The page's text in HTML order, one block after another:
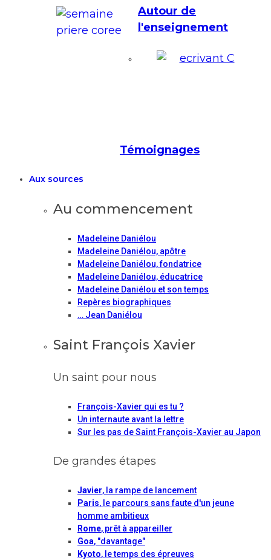
Autour de
l'enseignement
Témoignages
Aux sources
Au commencement
Madeleine Daniélou
Madeleine Daniélou, apôtre
Madeleine Daniélou, fondatrice
Madeleine Daniélou, éducatrice
Madeleine Daniélou et son temps
Repères biographiques
… Jean Daniélou
Saint François Xavier
Un saint pour nous
François-Xavier qui es tu ?
Un internaute avant la lettre
Sur les pas de Saint François-Xavier au Japon
De grandes étapes
Javier, la rampe de lancement
Paris, le parcours sans faute d'un jeune
homme ambitieux
Rome, prêt à appareiller
Goa, "davantage"
Kyoto, le temps des épreuves